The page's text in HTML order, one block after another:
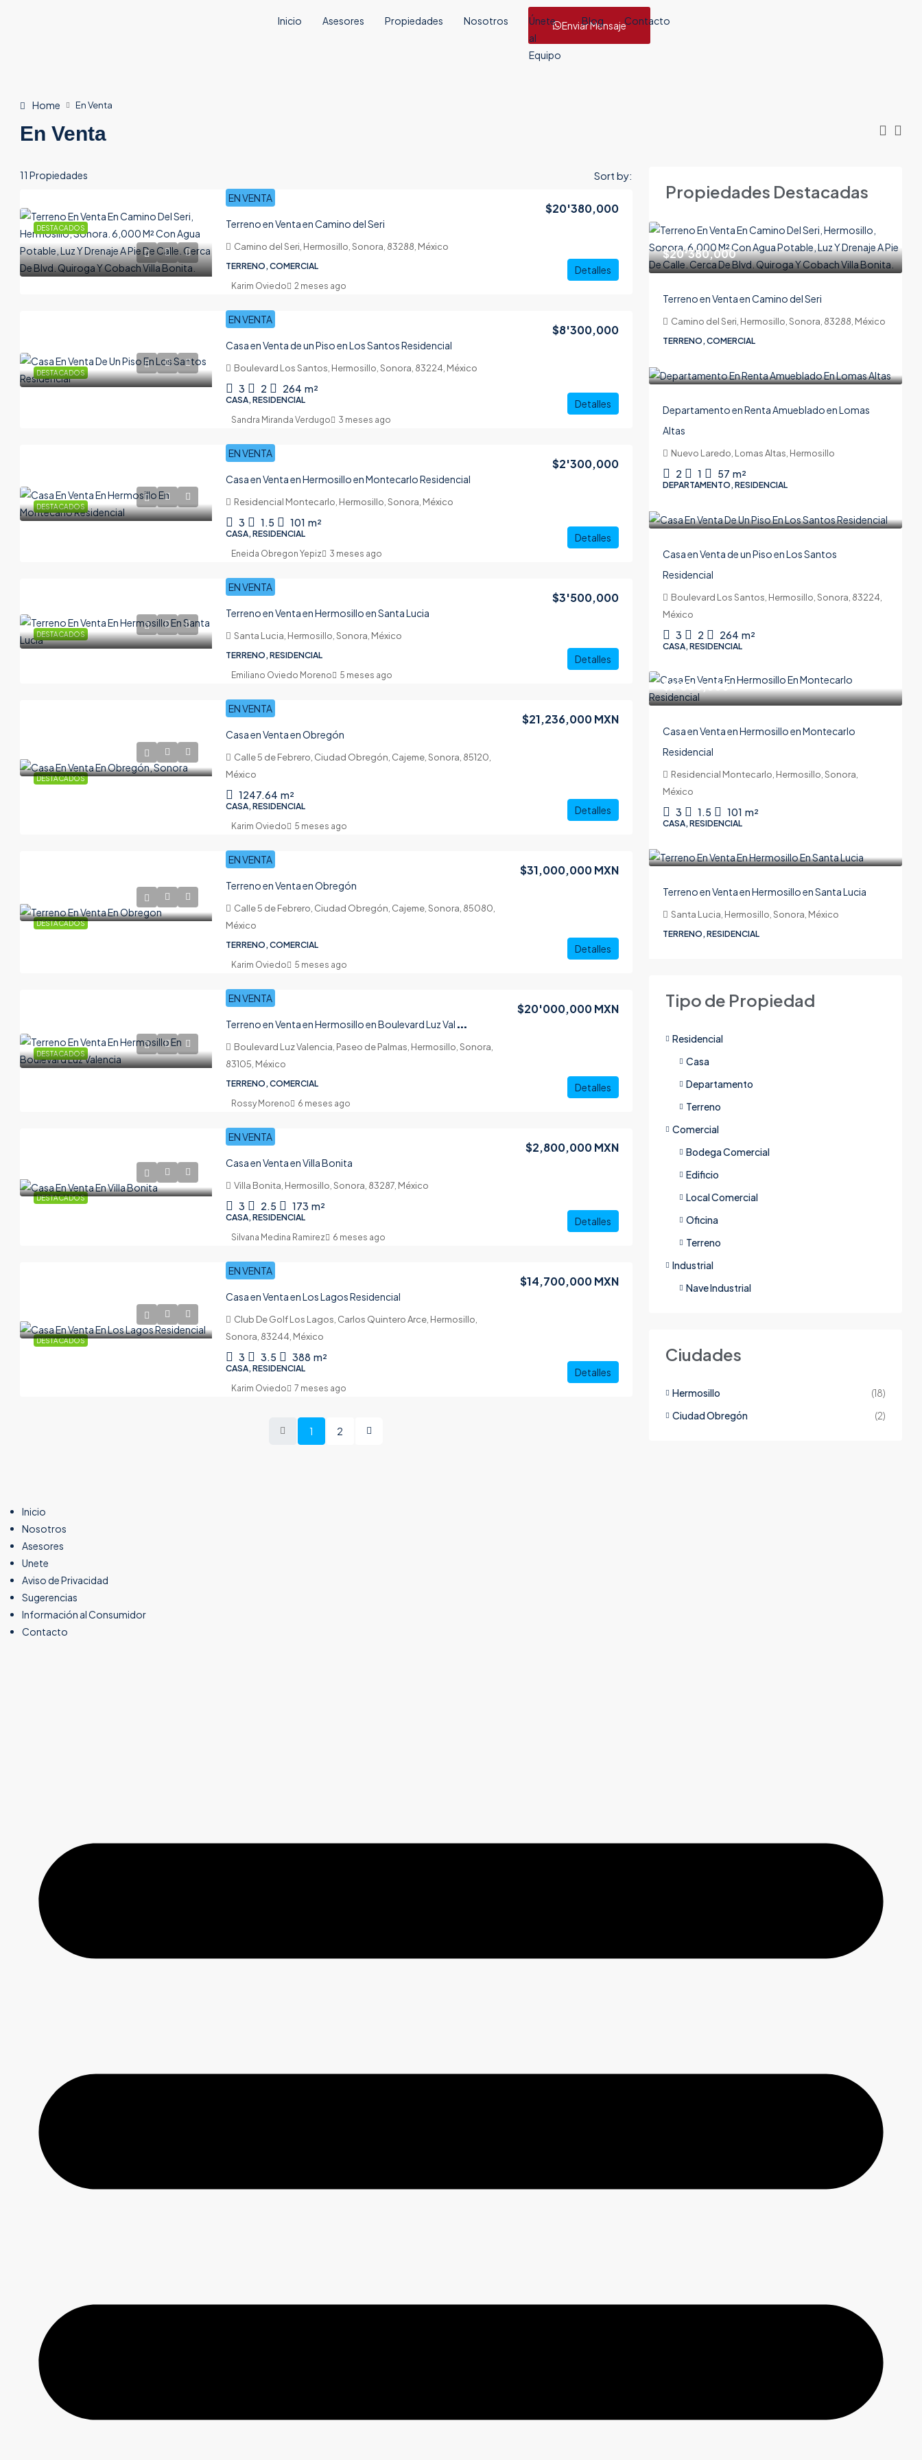
Inicio Asesores Propiedades Nosotros
Únete
al
Equipo
Blog Contacto
Enviar Mensaje
Home En Venta
En Venta
11 Propiedades Sort by:
DESTACADOS
EN VENTA
Terreno en Venta en Camino del Seri
$20'380,000
Camino del Seri, Hermosillo, Sonora, 83288, México
TERRENO, COMERCIAL Detalles
Karim Oviedo 2 meses ago
DESTACADOS
EN VENTA
Casa en Venta de un Piso en Los Santos Residencial
$8'300,000
Boulevard Los Santos, Hermosillo, Sonora, 83224, México
3 2 264 m²
CASA, RESIDENCIAL Detalles
Sandra Miranda Verdugo 3 meses ago
DESTACADOS
EN VENTA
Casa en Venta en Hermosillo en Montecarlo Residencial
$2'300,000
Residencial Montecarlo, Hermosillo, Sonora, México
3 1.5 101 m²
CASA, RESIDENCIAL Detalles
Eneida Obregon Yepiz 3 meses ago
DESTACADOS
EN VENTA
Terreno en Venta en Hermosillo en Santa Lucia
$3'500,000
Santa Lucia, Hermosillo, Sonora, México
TERRENO, RESIDENCIAL Detalles
Emiliano Oviedo Moreno 5 meses ago
DESTACADOS
EN VENTA
Casa en Venta en Obregón
$21,236,000 MXN
Calle 5 de Febrero, Ciudad Obregón, Cajeme, Sonora, 85120,
México
1247.64 m²
CASA, RESIDENCIAL Detalles
Karim Oviedo 5 meses ago
DESTACADOS
EN VENTA
Terreno en Venta en Obregón
$31,000,000 MXN
Calle 5 de Febrero, Ciudad Obregón, Cajeme, Sonora, 85080,
México
TERRENO, COMERCIAL Detalles
Karim Oviedo 5 meses ago
DESTACADOS
EN VENTA
T
erreno en Venta en Hermosillo en Boulevard Luz Valencia
$20'000,000 MXN
Boulevard Luz Valencia, Paseo de Palmas, Hermosillo, Sonora,
83105, México
TERRENO, COMERCIAL Detalles
Rossy Moreno 6 meses ago
DESTACADOS
EN VENTA
Casa en Venta en Villa Bonita
$2,800,000 MXN
Villa Bonita, Hermosillo, Sonora, 83287, México
3 2.5 173 m²
CASA, RESIDENCIAL Detalles
Silvana Medina Ramirez 6 meses ago
DESTACADOS
EN VENTA
Casa en Venta en Los Lagos Residencial
$14,700,000 MXN
Club De Golf Los Lagos, Carlos Quintero Arce, Hermosillo,
Sonora, 83244, México
3 3.5 388 m²
CASA, RESIDENCIAL Detalles
Karim Oviedo 7 meses ago
1 2
Propiedades Destacadas
$20'380,000
Terreno en Venta en Camino del Seri
Camino del Seri, Hermosillo, Sonora, 83288, México
TERRENO, COMERCIAL
Departamento en Renta Amueblado en Lomas
Altas
Nuevo Laredo, Lomas Altas, Hermosillo
2 1 57 m²
DEPARTAMENTO, RESIDENCIAL
Casa en Venta de un Piso en Los Santos
Residencial
Boulevard Los Santos, Hermosillo, Sonora, 83224,
México
3 2 264 m²
CASA, RESIDENCIAL
$2'300,000
Casa en Venta en Hermosillo en Montecarlo
Residencial
Residencial Montecarlo, Hermosillo, Sonora,
México
3 1.5 101 m²
CASA, RESIDENCIAL
Terreno en Venta en Hermosillo en Santa Lucia
Santa Lucia, Hermosillo, Sonora, México
TERRENO, RESIDENCIAL
Tipo de Propiedad
Residencial
Casa
Departamento
Terreno
Comercial
Bodega Comercial
Edificio
Local Comercial
Oficina
Terreno
Industrial
Nave Industrial
Ciudades
Hermosillo
(18)
Ciudad Obregón
(2)
Inicio
Nosotros
Asesores
Unete
Aviso de Privacidad
Sugerencias
Información al Consumidor
Contacto